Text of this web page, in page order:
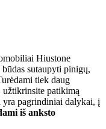
sutaupyti pinigų,
tiek daug
patikimą
yra pagrindiniai dalykai, į
iš anksto